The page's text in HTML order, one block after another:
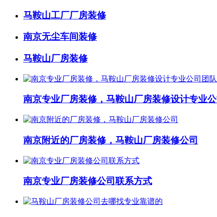
马鞍山工厂厂房装修
南京无尘车间装修
马鞍山厂房装修
南京专业厂房装修，马鞍山厂房装修设计专业
南京附近的厂房装修，马鞍山厂房装修公司
南京专业厂房装修公司联系方式